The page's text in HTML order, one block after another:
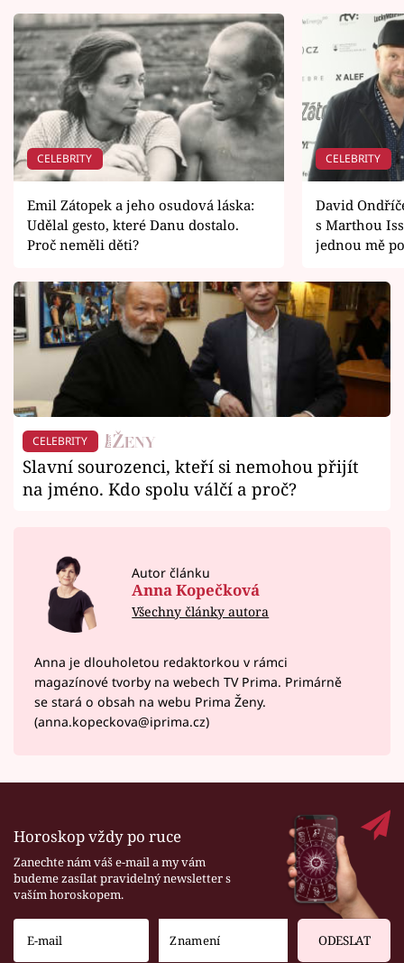
CELEBRITY
Emil Zátopek a jeho osudová láska:
Udělal gesto, které Danu dostalo.
Proč neměli děti?
CELEBRITY
David
s Marthou
jednou mě
CELEBRITY
Slavní sourozenci, kteří si nemohou přijít
na jméno. Kdo spolu válčí a proč?
Autor článku
Anna Kopečková
Všechny články autora
Anna je dlouholetou redaktorkou v rámci
magazínové tvorby na webech TV Prima. Primárně
se stará o obsah na webu Prima Ženy.
(anna.kopeckova@iprima.cz)
Horoskop vždy po ruce
Zanechte nám váš e-mail a my vám
budeme zasílat pravidelný newsletter s
vaším horoskopem.
ODESLAT